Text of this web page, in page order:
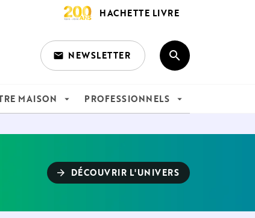
HACHETTE LIVRE
email NEWSLETTER search
MAISON arrow_drop_down PROFESSIONNELS arrow_drop_down
arrow_forward DÉCOUVRIR L'UNIVERS